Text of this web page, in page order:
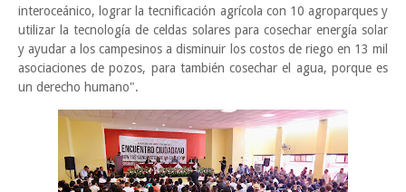
interoceánico, lograr la tecnificación agrícola con 10 agroparques y
utilizar la tecnología de celdas solares para cosechar energía solar
y ayudar a los campesinos a disminuir los costos de riego en 13 mil
asociaciones de pozos, para también cosechar el agua, porque es
un derecho humano".